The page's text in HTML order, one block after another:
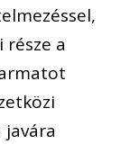
a
javára